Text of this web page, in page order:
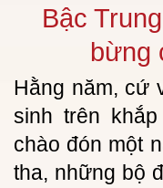
Bậc
bừng
Hằng năm, cứ
sinh trên
chào đón một
tha, những bộ